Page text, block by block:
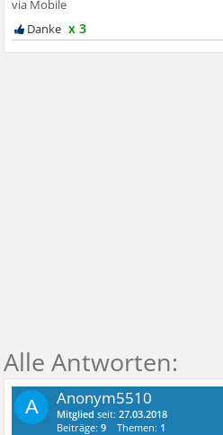
x 3
A Anonym5510
Mitglied seit:27.03.2018
Beiträge:9 Themen: 1